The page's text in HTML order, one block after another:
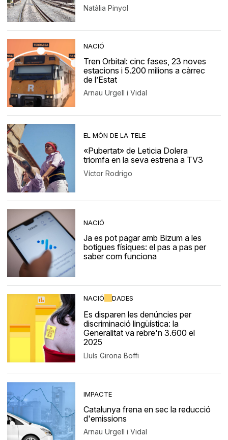
Natàlia Pinyol
NACIÓ
Tren Orbital: cinc fases, 23 noves
estacions i 5.200 milions a càrrec
de l’Estat
Arnau Urgell i Vidal
EL MÓN DE LA TELE
«Pubertat» de Leticia Dolera
triomfa en la seva estrena a TV3
Víctor Rodrigo
NACIÓ
Ja es pot pagar amb Bizum a les
botigues físiques: el pas a pas per
saber com funciona
NACIÓ DADES
Es disparen les denúncies per
discriminació lingüística: la
Generalitat va rebre'n 3.600 el
2025
Lluís Girona Boffi
IMPACTE
Catalunya frena en sec la reducció
d'emissions
Arnau Urgell i Vidal